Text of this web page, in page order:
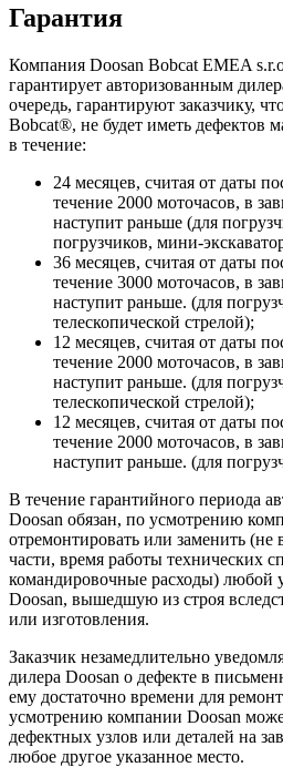
Гарантия
Компания Doosan Bobcat EMEA
гарантирует авторизованным
очередь, гарантируют заказчику,
Bobcat®, не будет иметь дефектов
в течение:
24 месяцев, считая от даты
течение 2000 моточасов, в
наступит раньше (для
погрузчиков, мини-
36 месяцев, считая от даты
течение 3000 моточасов, в
наступит раньше. (для
телескопической стрелой);
12 месяцев, считая от даты
течение 2000 моточасов, в
наступит раньше. (для
телескопической стрелой);
12 месяцев, считая от даты
течение 2000 моточасов, в
наступит раньше. (для
В течение гарантийного периода
Doosan обязан, по усмотрению
отремонтировать или заменить (не
части, время работы технических
командировочные расходы) любой
Doosan, вышедшую из строя
или изготовления.
Заказчик незамедлительно
дилера Doosan о дефекте в
ему достаточно времени для
усмотрению компании Doosan
дефектных узлов или деталей на
любое другое указанное место.